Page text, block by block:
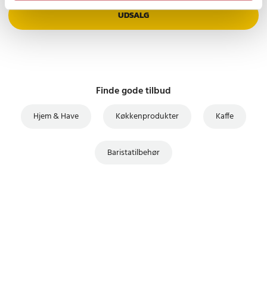
UDSALG
Finde gode tilbud
Hjem & Have Køkkenprodukter Kaffe
Baristatilbehør